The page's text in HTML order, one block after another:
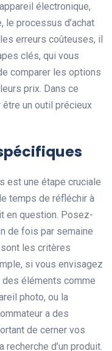
électronique,
le processus d’achat
erreurs coûteuses, il
clés, qui vous
comparer les options
prix. Dans ce
être un outil précieux
est une étape cruciale
temps de réfléchir à
en question. Posez-
de fois par semaine
les critères
si vous envisagez
des éléments comme
photo, ou la
a des
de cerner vos
d’un produit.